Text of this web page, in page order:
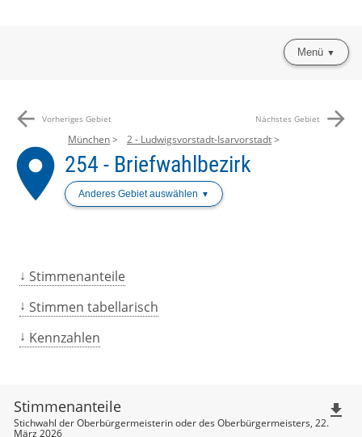
Menü
arrow_back Vorheriges Gebiet Nächstes Gebiet arrow_forward
place
München 2 - Ludwigsvorstadt-Isarvorstadt
254 - Briefwahlbezirk
Anderes Gebiet auswählen
Stimmenanteile
Stimmen tabellarisch
Kennzahlen
Stimmenanteile
Stichwahl der Oberbürgermeisterin oder des Oberbürgermeisters, 22.
März 2026
file_download